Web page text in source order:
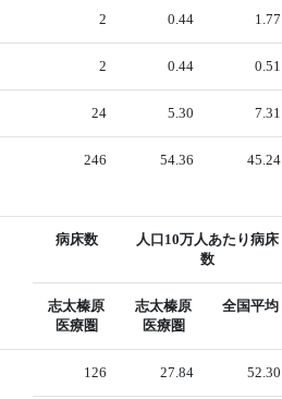
2 0.44 1.77
2 0.44 0.51
24 5.30 7.31
246 54.36 45.24
病床数
人口10万人あたり病床
数
志太榛原
医療圏
志太榛原
医療圏
全国平均
126 27.84 52.30